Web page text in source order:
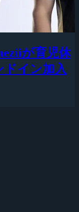
が育児休
イン加入